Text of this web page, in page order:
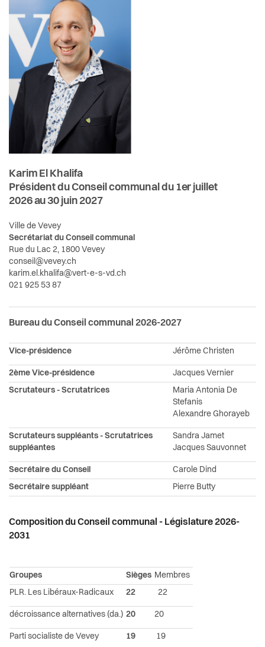
Confrérie des présidents
Conseillères et conseillers
Commissions permanentes et délégations
Décisions du dernier Conseil Communal
Votations et élections
Jumelages
Actualités
Pilier public
Règlements
Karim El Khalifa
Président du Conseil communal du 1er juillet
2026 au 30 juin 2027
Ville de Vevey
Secrétariat du Conseil communal
Rue du Lac 2, 1800 Vevey
conseil@vevey.ch
karim.el.khalifa@vert-e-s-vd.ch
021 925 53 87
Bureau du Conseil communal 2026-2027
Vice-présidence Jérôme Christen
2ème Vice-présidence Jacques Vernier
Scrutateurs - Scrutatrices
Maria Antonia De
Stefanis
Alexandre Ghorayeb
Scrutateurs suppléants - Scrutatrices
suppléantes
Sandra Jamet
Jacques Sauvonnet
Secrétaire du Conseil Carole Dind
Secrétaire suppléant Pierre Butty
Composition du Conseil communal - Législature 2026-
2031
Groupes Sièges Membres
PLR. Les Libéraux-Radicaux 22 22
décroissance alternatives (da.) 20 20
Parti socialiste de Vevey 19 19